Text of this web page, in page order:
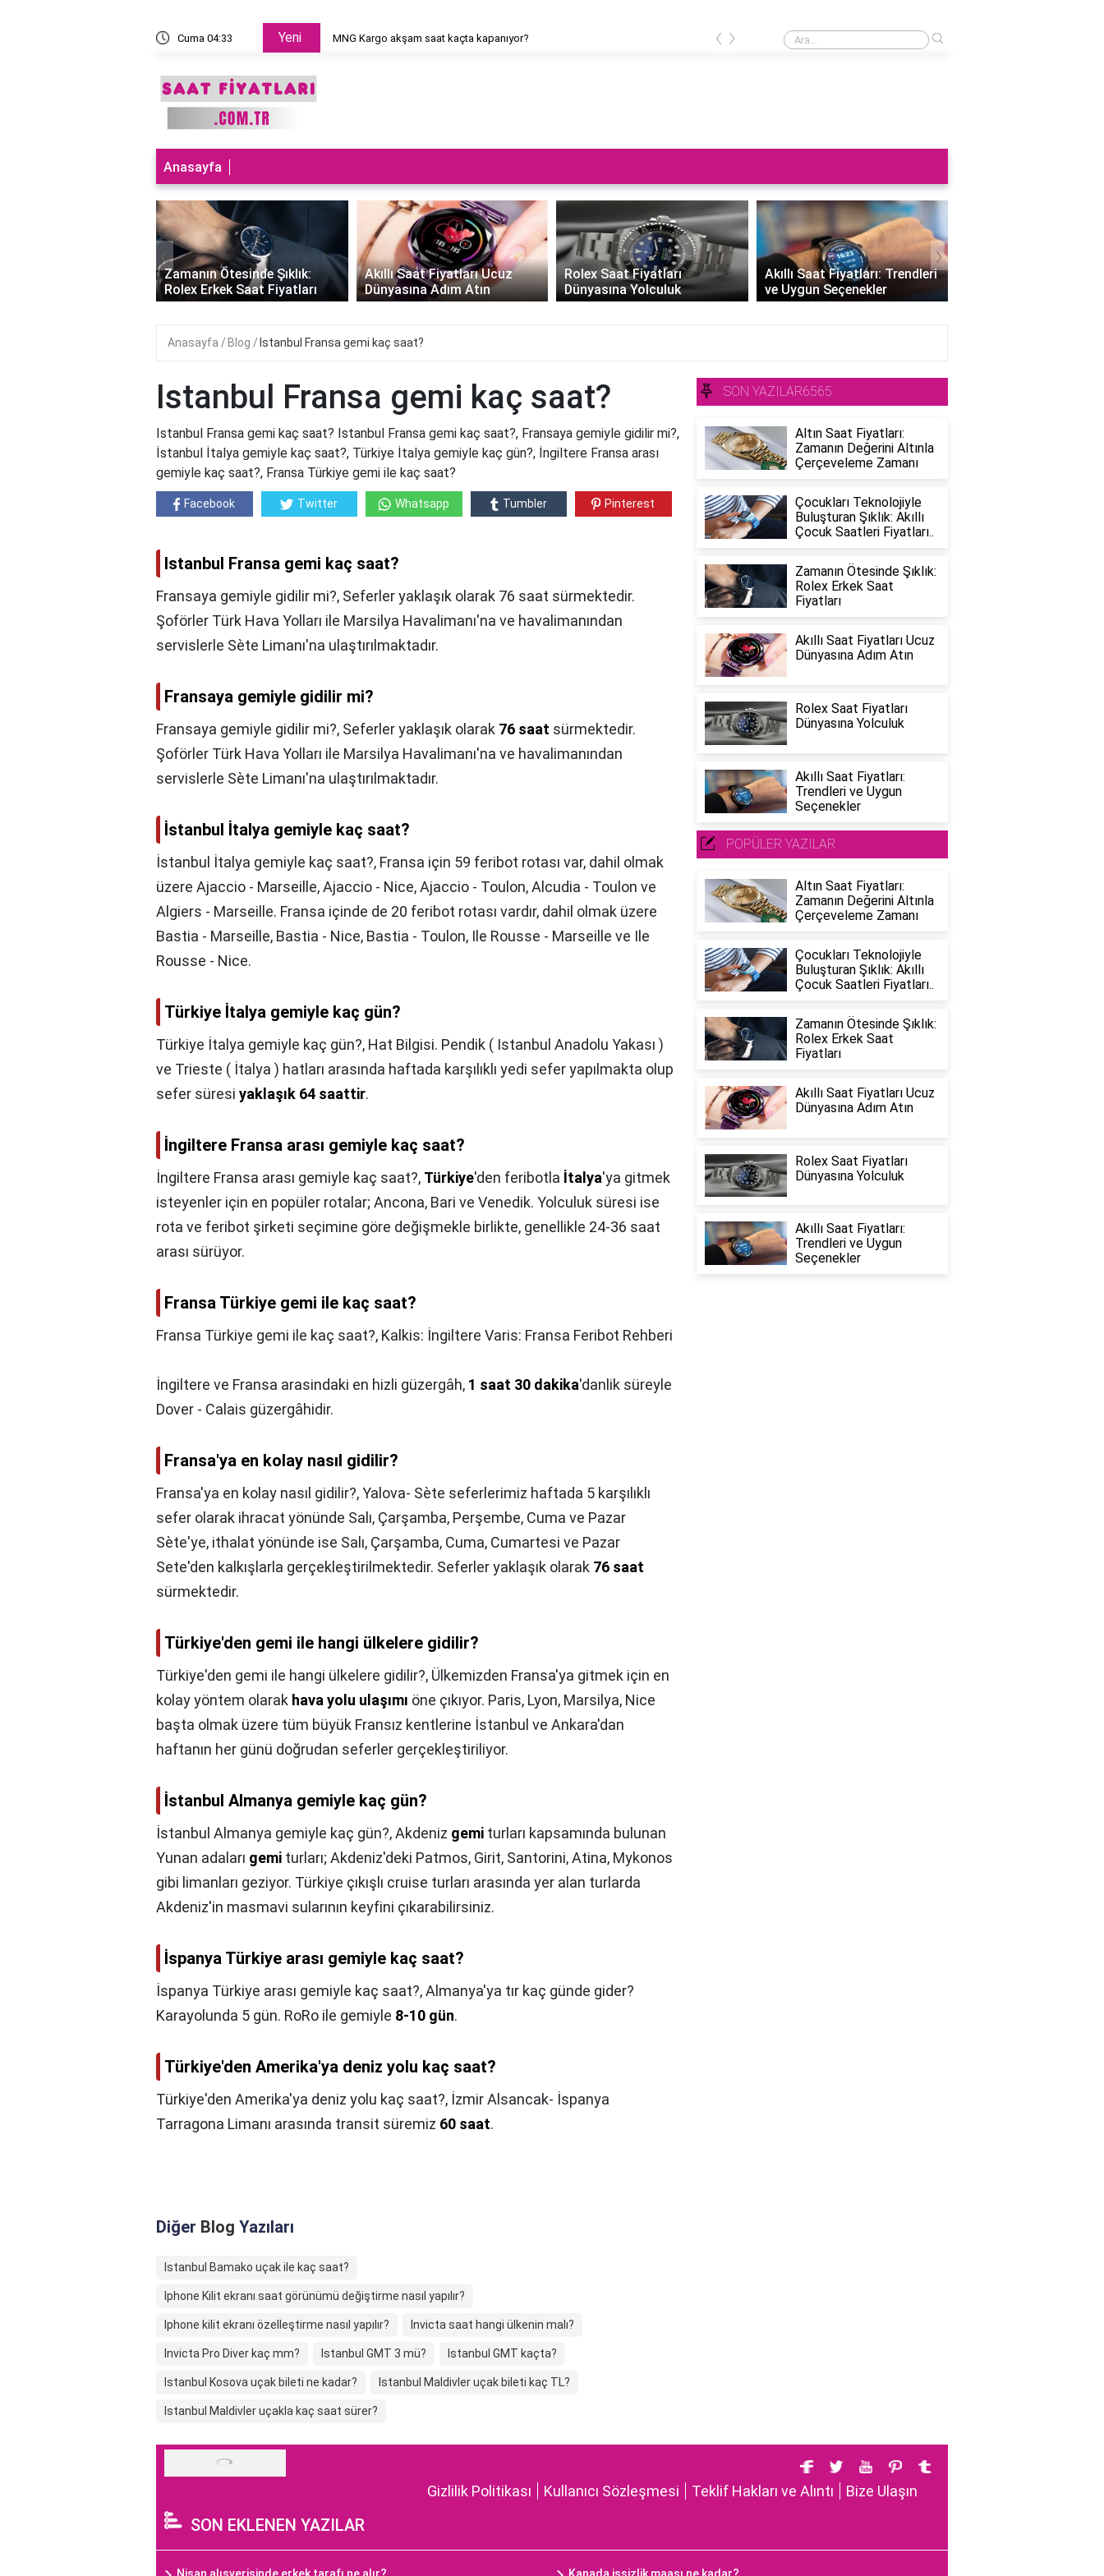
Cuma 04:33 Yeni MNG Kargo akşam saat kaçta kapanıyor? Saat neden sağa takılmaz?
‹ ›
Anasayfa
Zamanın Ötesinde Şıklık:
Rolex Erkek Saat Fiyatları
Akıllı Saat Fiyatları Ucuz
Dünyasına Adım Atın
Rolex Saat Fiyatları
Dünyasına Yolculuk
Akıllı Saat Fiyatları: Trendleri
ve Uygun Seçenekler
‹ ›
Anasayfa Blog Istanbul Fransa gemi kaç saat?
Istanbul Fransa gemi kaç saat?
Istanbul Fransa gemi kaç saat? Istanbul Fransa gemi kaç saat?, Fransaya gemiyle gidilir mi?,
İstanbul İtalya gemiyle kaç saat?, Türkiye İtalya gemiyle kaç gün?, İngiltere Fransa arası
gemiyle kaç saat?, Fransa Türkiye gemi ile kaç saat?
Facebook Twitter Whatsapp Tumbler Pinterest
Istanbul Fransa gemi kaç saat?
Fransaya gemiyle gidilir mi?, Seferler yaklaşık olarak 76 saat sürmektedir.
Şoförler Türk Hava Yolları ile Marsilya Havalimanı'na ve havalimanından
servislerle Sète Limanı'na ulaştırılmaktadır.
Fransaya gemiyle gidilir mi?
Fransaya gemiyle gidilir mi?, Seferler yaklaşık olarak 76 saat sürmektedir.
Şoförler Türk Hava Yolları ile Marsilya Havalimanı'na ve havalimanından
servislerle Sète Limanı'na ulaştırılmaktadır.
İstanbul İtalya gemiyle kaç saat?
İstanbul İtalya gemiyle kaç saat?, Fransa için 59 feribot rotası var, dahil olmak
üzere Ajaccio - Marseille, Ajaccio - Nice, Ajaccio - Toulon, Alcudia - Toulon ve
Algiers - Marseille. Fransa içinde de 20 feribot rotası vardır, dahil olmak üzere
Bastia - Marseille, Bastia - Nice, Bastia - Toulon, Ile Rousse - Marseille ve Ile
Rousse - Nice.
Türkiye İtalya gemiyle kaç gün?
Türkiye İtalya gemiyle kaç gün?, Hat Bilgisi. Pendik ( Istanbul Anadolu Yakası )
ve Trieste ( İtalya ) hatları arasında haftada karşılıklı yedi sefer yapılmakta olup
sefer süresi yaklaşık 64 saattir.
İngiltere Fransa arası gemiyle kaç saat?
İngiltere Fransa arası gemiyle kaç saat?, Türkiye'den feribotla İtalya'ya gitmek
isteyenler için en popüler rotalar; Ancona, Bari ve Venedik. Yolculuk süresi ise
rota ve feribot şirketi seçimine göre değişmekle birlikte, genellikle 24-36 saat
arası sürüyor.
Fransa Türkiye gemi ile kaç saat?
Fransa Türkiye gemi ile kaç saat?, Kalkis: İngiltere Varis: Fransa Feribot Rehberi
İngiltere ve Fransa arasindaki en hizli güzergâh, 1 saat 30 dakika'danlik süreyle
Dover - Calais güzergâhidir.
Fransa'ya en kolay nasıl gidilir?
Fransa'ya en kolay nasıl gidilir?,Yalova- Sète seferlerimiz haftada 5 karşılıklı
sefer olarak ihracat yönünde Salı, Çarşamba, Perşembe, Cuma ve Pazar
Sète'ye, ithalat yönünde ise Salı, Çarşamba, Cuma, Cumartesi ve Pazar
Sete'den kalkışlarla gerçekleştirilmektedir. Seferler yaklaşık olarak 76 saat
sürmektedir.
Türkiye'den gemi ile hangi ülkelere gidilir?
Türkiye'den gemi ile hangi ülkelere gidilir?, Ülkemizden Fransa'ya gitmek için en
kolay yöntem olarak hava yolu ulaşımı öne çıkıyor. Paris, Lyon, Marsilya, Nice
başta olmak üzere tüm büyük Fransız kentlerine İstanbul ve Ankara'dan
haftanın her günü doğrudan seferler gerçekleştiriliyor.
İstanbul Almanya gemiyle kaç gün?
İstanbul Almanya gemiyle kaç gün?,Akdeniz gemi turları kapsamında bulunan
Yunan adaları gemi turları; Akdeniz'deki Patmos, Girit, Santorini, Atina, Mykonos
gibi limanları geziyor. Türkiye çıkışlı cruise turları arasında yer alan turlarda
Akdeniz'in masmavi sularının keyfini çıkarabilirsiniz.
İspanya Türkiye arası gemiyle kaç saat?
İspanya Türkiye arası gemiyle kaç saat?,Almanya'ya tır kaç günde gider?
Karayolunda 5 gün. RoRo ile gemiyle 8-10 gün.
Türkiye'den Amerika'ya deniz yolu kaç saat?
Türkiye'den Amerika'ya deniz yolu kaç saat?, İzmir Alsancak- İspanya
Tarragona Limanı arasında transit süremiz 60 saat.
Diğer Blog Yazıları
Istanbul Bamako uçak ile kaç saat?
Iphone Kilit ekranı saat görünümü değiştirme nasıl yapılır?
Iphone kilit ekranı özelleştirme nasıl yapılır? Invicta saat hangi ülkenin malı?
Invicta Pro Diver kaç mm? Istanbul GMT 3 mü? Istanbul GMT kaçta?
Istanbul Kosova uçak bileti ne kadar? Istanbul Maldivler uçak bileti kaç TL?
Istanbul Maldivler uçakla kaç saat sürer?
SON YAZILAR6565
Altın Saat Fiyatları:
Zamanın Değerini Altınla
Çerçeveleme Zamanı
Çocukları Teknolojiyle
Buluşturan Şıklık: Akıllı
Çocuk Saatleri Fiyatları..
Zamanın Ötesinde Şıklık:
Rolex Erkek Saat
Fiyatları
Akıllı Saat Fiyatları Ucuz
Dünyasına Adım Atın
Rolex Saat Fiyatları
Dünyasına Yolculuk
Akıllı Saat Fiyatları:
Trendleri ve Uygun
Seçenekler
POPÜLER YAZILAR
Altın Saat Fiyatları:
Zamanın Değerini Altınla
Çerçeveleme Zamanı
Çocukları Teknolojiyle
Buluşturan Şıklık: Akıllı
Çocuk Saatleri Fiyatları..
Zamanın Ötesinde Şıklık:
Rolex Erkek Saat
Fiyatları
Akıllı Saat Fiyatları Ucuz
Dünyasına Adım Atın
Rolex Saat Fiyatları
Dünyasına Yolculuk
Akıllı Saat Fiyatları:
Trendleri ve Uygun
Seçenekler
Gizlilik Politikası Kullanıcı Sözleşmesi Teklif Hakları ve Alıntı Bize Ulaşın
SON EKLENEN YAZILAR